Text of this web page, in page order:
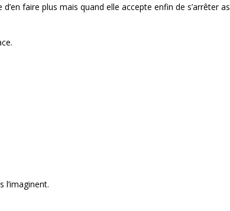
faire plus mais quand elle accepte enfin de s’arrêter